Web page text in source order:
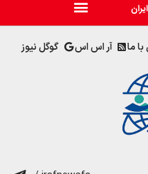
ما آر اس اس گوگل نیوز